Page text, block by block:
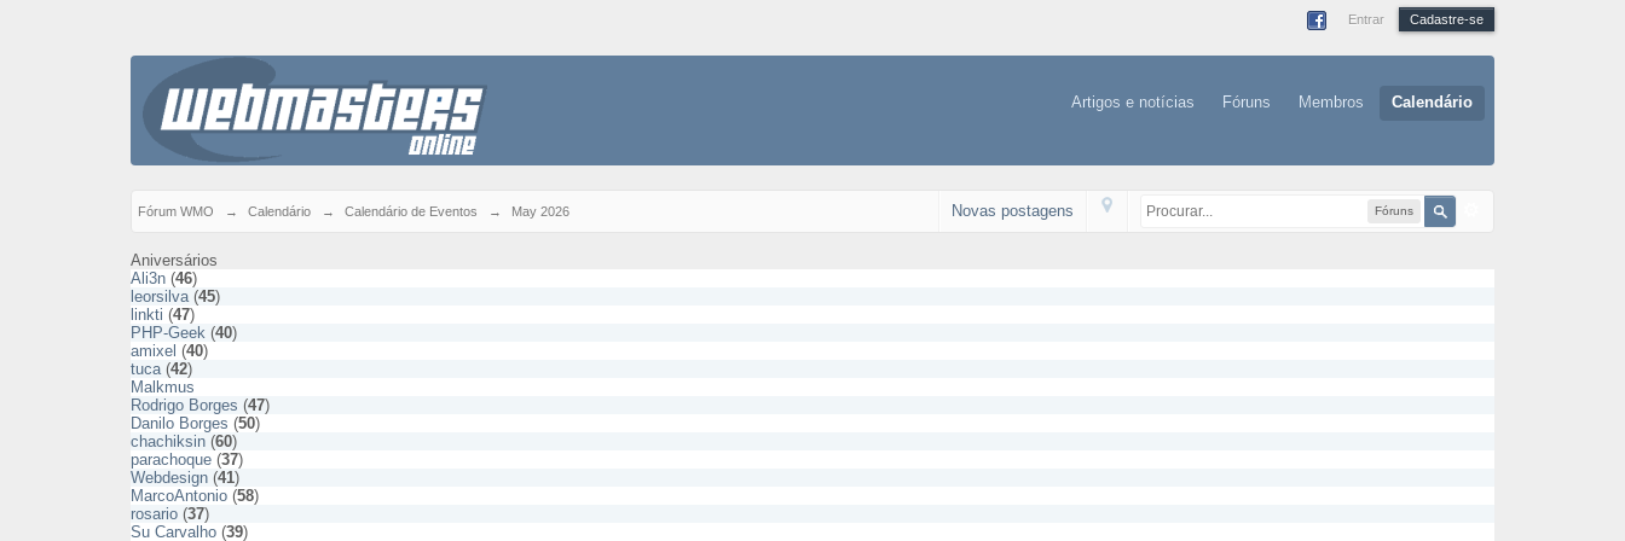
Entrar Cadastre-se
Artigos e notícias Fóruns Membros Calendário
Fórum WMO → Calendário → Calendário de Eventos → May 2026 Fóruns
Novas postagens
Aniversários
Ali3n(46)
leorsilva(45)
linkti (47)
PHP-Geek(40)
amixel (40)
tuca(42)
Malkmus
Rodrigo Borges (47)
Danilo Borges (50)
chachiksin(60)
parachoque(37)
Webdesign(41)
MarcoAntonio(58)
rosario(37)
Su Carvalho(39)